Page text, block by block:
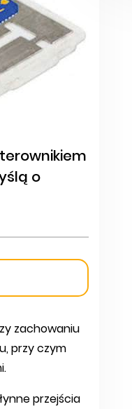
o
zachowaniu
przy czym
przejścia